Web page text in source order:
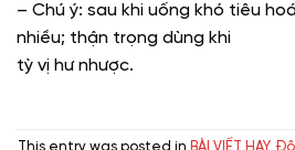
– Chú ý: sau khi uống khó tiêu
nhiều; thận trọng dùng khi
tỳ vị hư nhược.